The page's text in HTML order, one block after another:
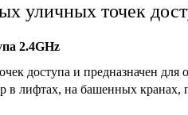
уличных точек
2.4GHz
доступа и предназначен для
лифтах, на башенных кранах,